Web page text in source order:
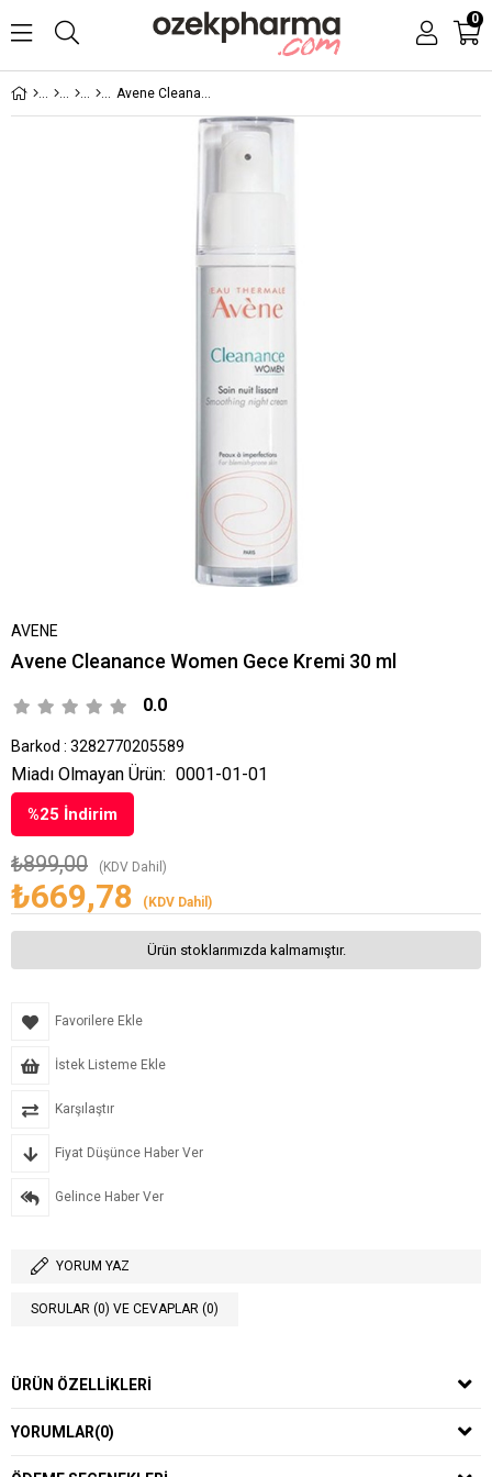
0
Avene Cleanance Women Gece Kremi 30 ml
AVENE
Avene Cleanance Women Gece Kremi 30 ml
0.0
Barkod : 3282770205589
%25 İndirim
₺899,00 (KDV Dahil)
₺669,78 (KDV Dahil)
Miadı Olmayan Ürün: 0001-01-01
Ürün stoklarımızda kalmamıştır.
Favorilere Ekle
İstek Listeme Ekle
Karşılaştır
Fiyat Düşünce Haber Ver
Gelince Haber Ver
YORUM YAZ
SORULAR (0) VE CEVAPLAR (0)
ÜRÜN ÖZELLIKLERI
YORUMLAR(0)